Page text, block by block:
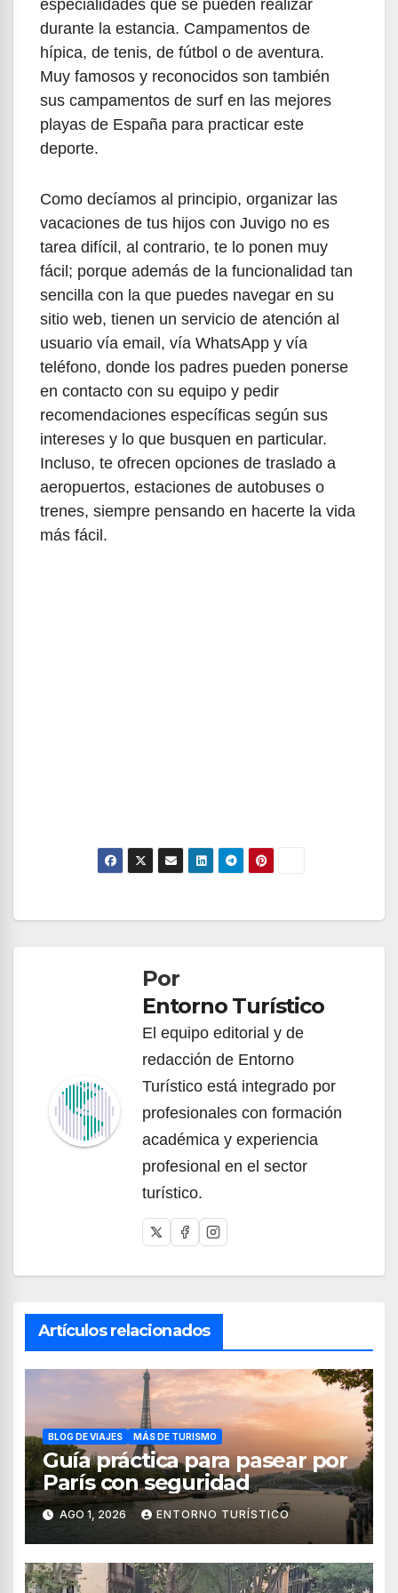
especialidades que se pueden realizar
durante la estancia. Campamentos de
hípica, de tenis, de fútbol o de aventura.
Muy famosos y reconocidos son también
sus campamentos de surf en las mejores
playas de España para practicar este
deporte.
Como decíamos al principio, organizar las
vacaciones de tus hijos con Juvigo no es
tarea difícil, al contrario, te lo ponen muy
fácil; porque además de la funcionalidad tan
sencilla con la que puedes navegar en su
sitio web, tienen un servicio de atención al
usuario vía email, vía WhatsApp y vía
teléfono, donde los padres pueden ponerse
en contacto con su equipo y pedir
recomendaciones específicas según sus
intereses y lo que busquen en particular.
Incluso, te ofrecen opciones de traslado a
aeropuertos, estaciones de autobuses o
trenes, siempre pensando en hacerte la vida
más fácil.
Navegación
entradasPor
Entorno Turístico
El equipo editorial y de
redacción de Entorno
Turístico está integrado por
profesionales con formación
académica y experiencia
profesional en el sector
turístico.
Artículos relacionados
BLOG DE VIAJES MÁS DE TURISMO
Guía práctica para pasear por
París con seguridad
AGO 1, 2026 ENTORNO TURÍSTICO